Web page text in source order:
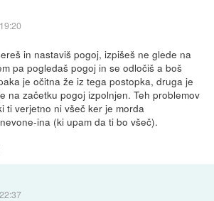
in nastaviš pogoj, izpišeš ne glede na
pa pogledaš pogoj in se odločiš a boš
je očitna že iz tega postopka, druga je
na začetku pogoj izpolnjen. Teh problemov
ti verjetno ni všeč ker je morda
ina (ki upam da ti bo všeč).